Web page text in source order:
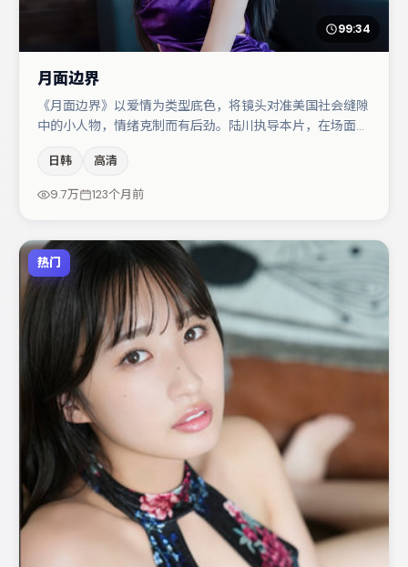
99:34
月面边界
《月面边界》以爱情为类型底色，将镜头对准美国社会缝隙
中的小人物，情绪克制而有后劲。陆川执导本片，在场面调
镁与白宇的对手戏构成全片情感锚点，金高银则以细节塑造
推动谜题层层揭开。节奏紧凑、反转有度，值得列入片单。
日韩 高清
9.7万 123个月前
热门